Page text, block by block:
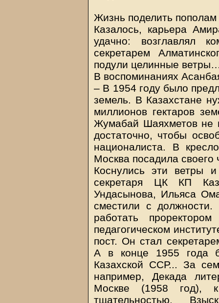
Жизнь поделить пополам
Казалось, карьера
удачно: возглавлял
секретарем
подули целинные
В воспоминаниях
– В 1954 году было
земель. В Казахстане
миллионов гектаров
Жумабай Шаяхметов не
достаточно, чтобы
националиста. В
Москва посадила своего
Коснулись эти ветры
секретаря ЦК КП
Ундасынова, Ильяса
сместили с
работать
педагогическом
пост. Он стал
А в конце 1955 года
Казахской ССР... За
например, Декада
Москве (1958 год),
тщательностью.